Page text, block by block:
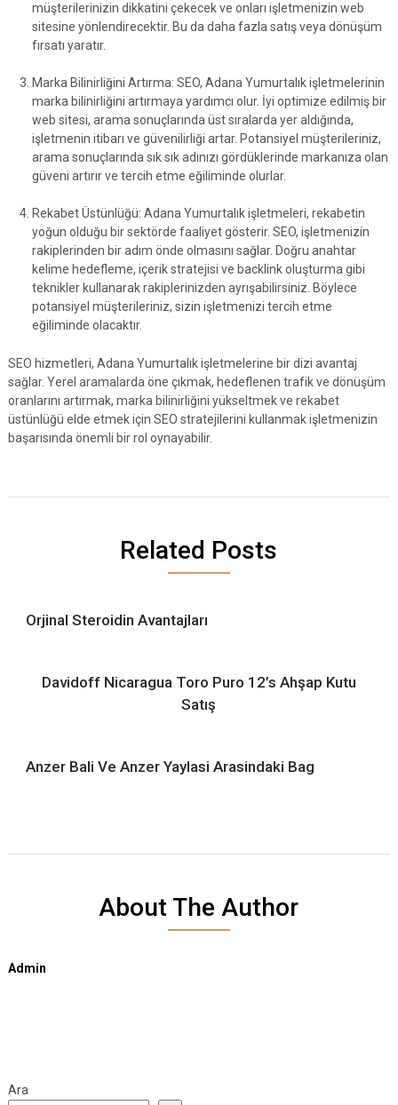
müşterilerinizin dikkatini çekecek ve onları işletmenizin web
sitesine yönlendirecektir. Bu da daha fazla satış veya dönüşüm
fırsatı yaratır.
Marka Bilinirliğini Artırma: SEO, Adana Yumurtalık işletmelerinin
marka bilinirliğini artırmaya yardımcı olur. İyi optimize edilmiş bir
web sitesi, arama sonuçlarında üst sıralarda yer aldığında,
işletmenin itibarı ve güvenilirliği artar. Potansiyel müşterileriniz,
arama sonuçlarında sık sık adınızı gördüklerinde markanıza olan
güveni artırır ve tercih etme eğiliminde olurlar.
Rekabet Üstünlüğü: Adana Yumurtalık işletmeleri, rekabetin
yoğun olduğu bir sektörde faaliyet gösterir. SEO, işletmenizin
rakiplerinden bir adım önde olmasını sağlar. Doğru anahtar
kelime hedefleme, içerik stratejisi ve backlink oluşturma gibi
teknikler kullanarak rakiplerinizden ayrışabilirsiniz. Böylece
potansiyel müşterileriniz, sizin işletmenizi tercih etme
eğiliminde olacaktır.
SEO hizmetleri, Adana Yumurtalık işletmelerine bir dizi avantaj
sağlar. Yerel aramalarda öne çıkmak, hedeflenen trafik ve dönüşüm
oranlarını artırmak, marka bilinirliğini yükseltmek ve rekabet
üstünlüğü elde etmek için SEO stratejilerini kullanmak işletmenizin
başarısında önemli bir rol oynayabilir.
Related Posts
Orjinal Steroidin Avantajları
Davidoff Nicaragua Toro Puro 12’s Ahşap Kutu
Satış
Anzer Bali Ve Anzer Yaylasi Arasindaki Bag
About The Author
Admin
Ara